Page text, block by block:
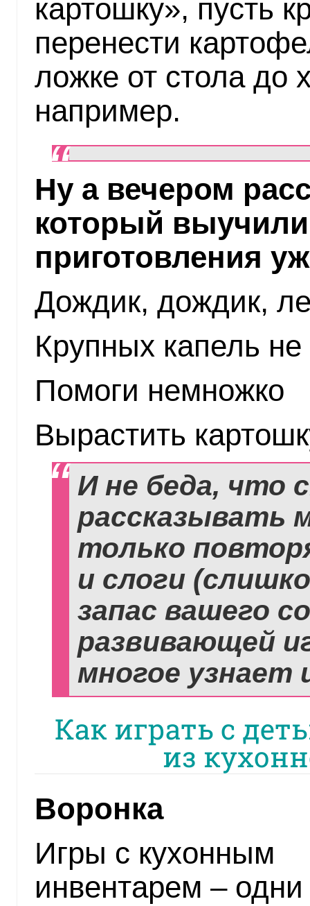
картошку», пусть
перенести
ложке от стола до
например.
Ну а вечером
который
приготовления
Дождик, дождик,
Крупных капель
Помоги немножко
Вырастить
И не беда, что
рассказывать
только
и слоги
запас вашего
развивающей
многое узнает
Как играть с
из
Воронка
Игры с кухонным
инвентарем – одни